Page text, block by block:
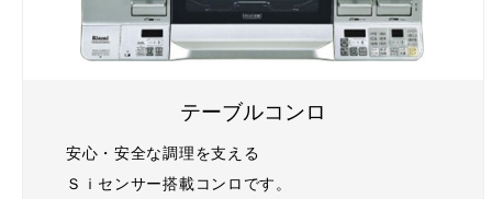
テーブルコンロ
安心・安全な調理を支える
Ｓｉセンサー搭載コンロです。